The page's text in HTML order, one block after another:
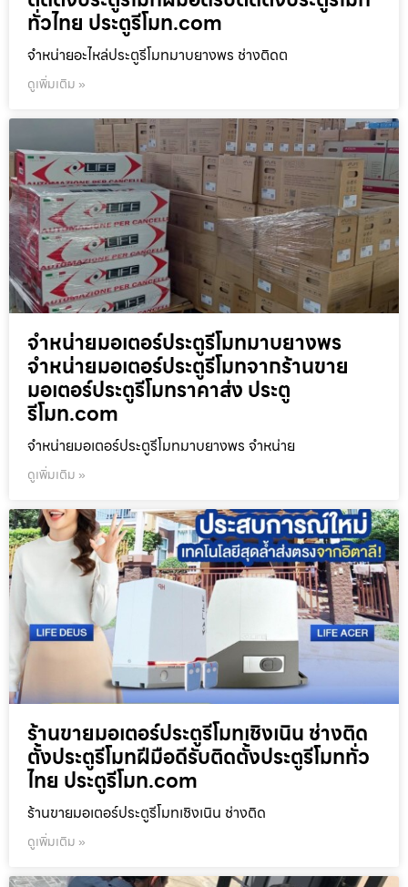
ทั่วไทย ประตูรีโมท.com
จำหน่ายอะไหล่ประตูรีโมทมาบยางพร ช่างติดต
ดูเพิ่มเติม »
จำหน่ายมอเตอร์ประตูรีโมทมาบยางพร
จำหน่ายมอเตอร์ประตูรีโมทจากร้านขาย
มอเตอร์ประตูรีโมทราคาส่ง ประตู
รีโมท.com
จำหน่ายมอเตอร์ประตูรีโมทมาบยางพร จำหน่าย
ดูเพิ่มเติม »
ร้านขายมอเตอร์ประตูรีโมทเชิงเนิน ช่างติด
ตั้งประตูรีโมทฝีมือดีรับติดตั้งประตูรีโมททั่ว
ไทย ประตูรีโมท.com
ร้านขายมอเตอร์ประตูรีโมทเชิงเนิน ช่างติด
ดูเพิ่มเติม »